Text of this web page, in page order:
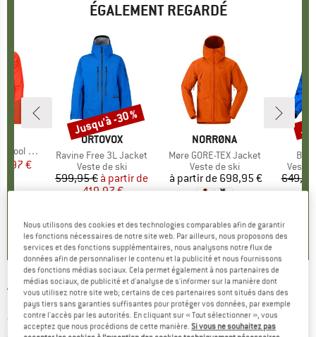
ÉGALEMENT REGARDÉ
Jacket
réduit
€
MARQUE
ORTOVOX
Article
Ravine Free 3L Jacket
Product group
Veste de ski
Prix
599,95 € Prix réduit
à partir de
419,97 €
0,0(0)
Remise
Jusqu'à -30 %
MARQUE
NORRØNA
Article
Møre GORE-TEX Jacket
Product group
Veste de ski
Prix
à partir de 698,95 €
Veste
THE MOUNTAIN STUDIO -3L Hybrid Shell
Jacket - Veste de ski
Nous utilisons des cookies et des technologies comparables afin de garantir
les fonctions nécessaires de notre site web. Par ailleurs, nous proposons des
services et des fonctions supplémentaires, nous analysons notre flux de
données afin de personnaliser le contenu et la publicité et nous fournissons
des fonctions médias sociaux. Cela permet également à nos partenaires de
médias sociaux, de publicité et d'analyse de s'informer sur la manière dont
vous utilisez notre site web; certains de ces partenaires sont situés dans des
pays tiers sans garanties suffisantes pour protéger vos données, par exemple
contre l'accès par les autorités. En cliquant sur « Tout sélectionner », vous
acceptez que nous procédions de cette manière.Si vous ne souhaitez pas